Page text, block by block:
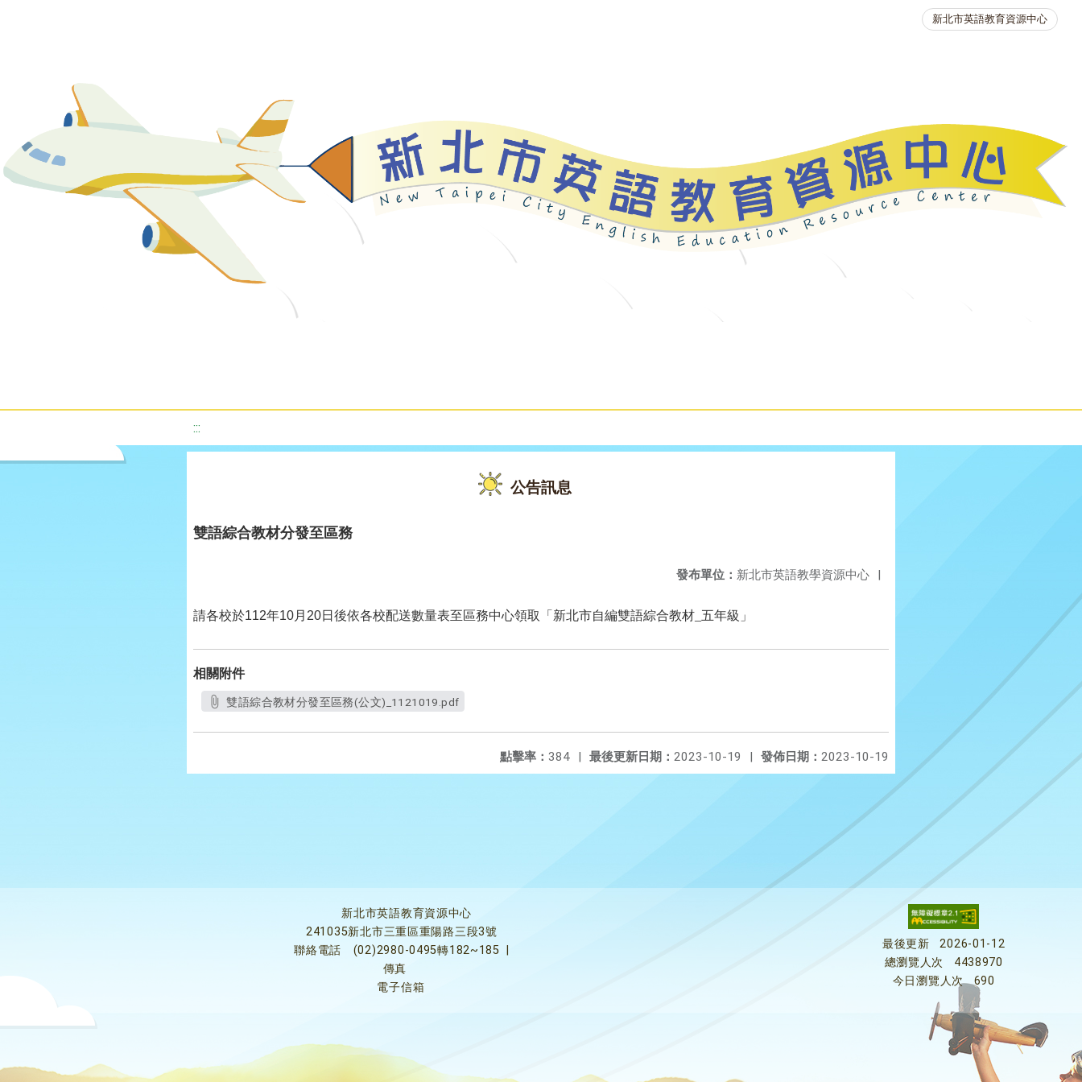
新北市英語教育資源中心
:::
公告訊息
雙語綜合教材分發至區務
發布單位： 新北市英語教學資源中心 |
請各校於112年10月 20日後依各校配送數量表至區務中心領取「新北市自編雙語綜合教材_五年級」
相關附件
雙語綜合教材分發至區務(公文)_1121019.pdf
發佈日期： 2023-10-19
最後更新日期： 2023-10-19 |
點擊率： 384 |
新北市英語教育資源中心
241035新北市三重區重陽路三段3號
聯絡電話
(02)2980-0495轉182~185
傳真
電子信箱
最後更新
2026-01-12
總瀏覽人次
4438970
今日瀏覽人次
690